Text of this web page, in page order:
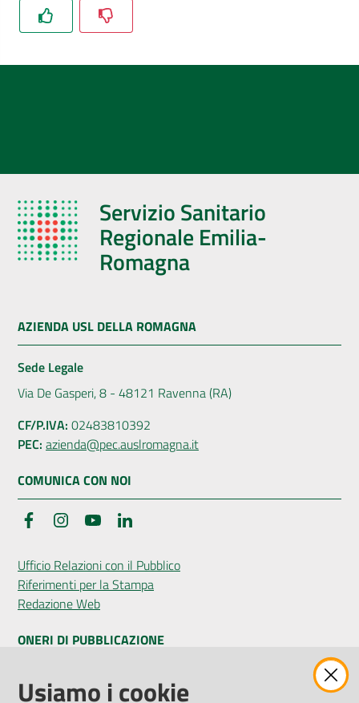
Servizio Sanitario
Regionale Emilia-
Romagna
AZIENDA USL DELLA ROMAGNA
Sede Legale
Via De Gasperi, 8 - 48121 Ravenna (RA)
CF/P.IVA: 02483810392
PEC: azienda@pec.auslromagna.it
COMUNICA CON NOI
FacebookInstagramYouTube
Ufficio Relazioni con il Pubblico
Riferimenti per la Stampa
Redazione Web
ONERI DI PUBBLICAZIONE
Amministrazione Trasparente
Usiamo i cookie